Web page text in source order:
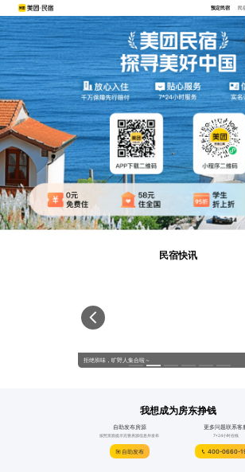
预定民宿 民
民宿快讯
拒绝班味，旷野人集合啦～
我想成为房东挣钱
自助发布房源
按照页面提示完善房源信息并发布
自助发布
更多问题联系客
7*24小时在线
400-0660-